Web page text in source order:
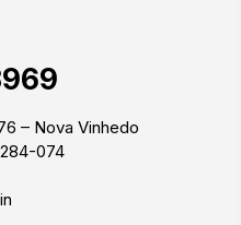
– Nova Vinhedo
074